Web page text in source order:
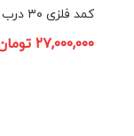
کمد فلزی ۳۰ درب
۲۷,۰۰۰,۰۰۰